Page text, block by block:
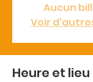
Aucun
Voir
Heure et lieu